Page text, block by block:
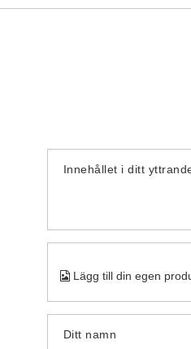
Innehållet i ditt
Lägg till din egen
Ditt namn